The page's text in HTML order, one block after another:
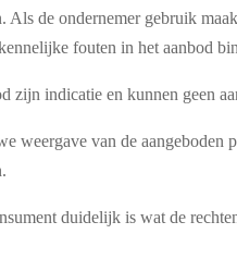
de ondernemer gebruik
fouten in het aanbod
zijn indicatie en kunnen geen
weergave van de aangeboden
duidelijk is wat de